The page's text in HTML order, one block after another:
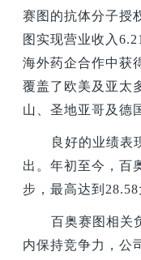
赛图的抗体分子授
图实现营业收入
海外药企合作中获
覆盖了欧美及亚太
山、圣地亚哥及德
良好的业绩表
出。年初至今，百
步，最高达到28.58
百奥赛图相关
内保持竞争力，公